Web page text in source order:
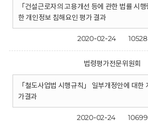
「건설근로자의 고용개선 등에 관한 법률 시
한 개인정보 침해요인 평가 결과
2020-02-24 10528
법령평가전문위원회
「철도사업법 시행규칙」 일부개정안에 대한
가결과
2020-02-24 10699